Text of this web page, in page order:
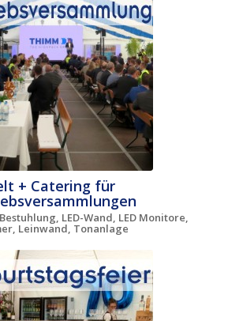
+ Catering für
LED-Wand, LED Monitore,
Leinwand, Tonanlage